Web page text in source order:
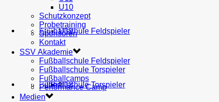
AH U19
U18
Fußballschule Feldspieler
Fußballschule Torspieler
MEDIEN
Bilder
SHOP
U10
Schutzkonzept
Probetraining
Sponsoren
Kontakt
SSV Akademie
Fußballschule Feldspieler
Fußballschule Torspieler
Fußballcamps
Performance Camp
Medien